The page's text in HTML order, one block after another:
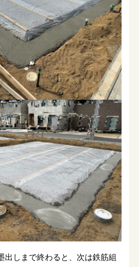
出しまで終わると、次は鉄筋組